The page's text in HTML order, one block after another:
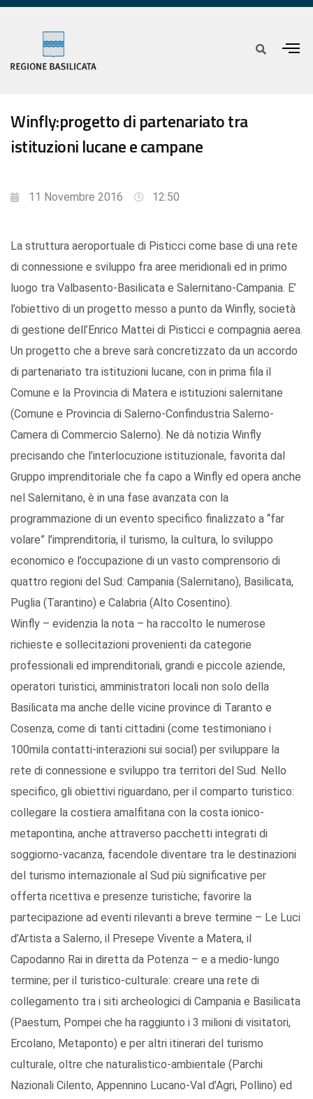
Winfly:progetto di partenariato tra
istituzioni lucane e campane
11 Novembre 2016 12:50
La struttura aeroportuale di Pisticci come base di una rete
di connessione e sviluppo fra aree meridionali ed in primo
luogo tra Valbasento-Basilicata e Salernitano-Campania. E’
l’obiettivo di un progetto messo a punto da Winfly, società
di gestione dell’Enrico Mattei di Pisticci e compagnia aerea.
Un progetto che a breve sarà concretizzato da un accordo
di partenariato tra istituzioni lucane, con in prima fila il
Comune e la Provincia di Matera e istituzioni salernitane
(Comune e Provincia di Salerno-Confindustria Salerno-
Camera di Commercio Salerno). Ne dà notizia Winfly
precisando che l’interlocuzione istituzionale, favorita dal
Gruppo imprenditoriale che fa capo a Winfly ed opera anche
nel Salernitano, è in una fase avanzata con la
programmazione di un evento specifico finalizzato a “far
volare” l’imprenditoria, il turismo, la cultura, lo sviluppo
economico e l’occupazione di un vasto comprensorio di
quattro regioni del Sud: Campania (Salernitano), Basilicata,
Puglia (Tarantino) e Calabria (Alto Cosentino).
Winfly – evidenzia la nota – ha raccolto le numerose
richieste e sollecitazioni provenienti da categorie
professionali ed imprenditoriali, grandi e piccole aziende,
operatori turistici, amministratori locali non solo della
Basilicata ma anche delle vicine province di Taranto e
Cosenza, come di tanti cittadini (come testimoniano i
100mila contatti-interazioni sui social) per sviluppare la
rete di connessione e sviluppo tra territori del Sud. Nello
specifico, gli obiettivi riguardano, per il comparto turistico:
collegare la costiera amalfitana con la costa ionico-
metapontina, anche attraverso pacchetti integrati di
soggiorno-vacanza, facendole diventare tra le destinazioni
del turismo internazionale al Sud più significative per
offerta ricettiva e presenze turistiche; favorire la
partecipazione ad eventi rilevanti a breve termine – Le Luci
d’Artista a Salerno, il Presepe Vivente a Matera, il
Capodanno Rai in diretta da Potenza – e a medio-lungo
termine; per il turistico-culturale: creare una rete di
collegamento tra i siti archeologici di Campania e Basilicata
(Paestum, Pompei che ha raggiunto i 3 milioni di visitatori,
Ercolano, Metaponto) e per altri itinerari del turismo
culturale, oltre che naturalistico-ambientale (Parchi
Nazionali Cilento, Appennino Lucano-Val d’Agri, Pollino) ed